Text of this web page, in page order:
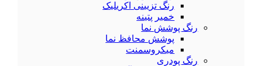
رنگ تزیینی اکریلیک
خمیر پتینه
رنگ پوشش نما
پوشش محافظ نما
میکروسمنت
رنگ پودری